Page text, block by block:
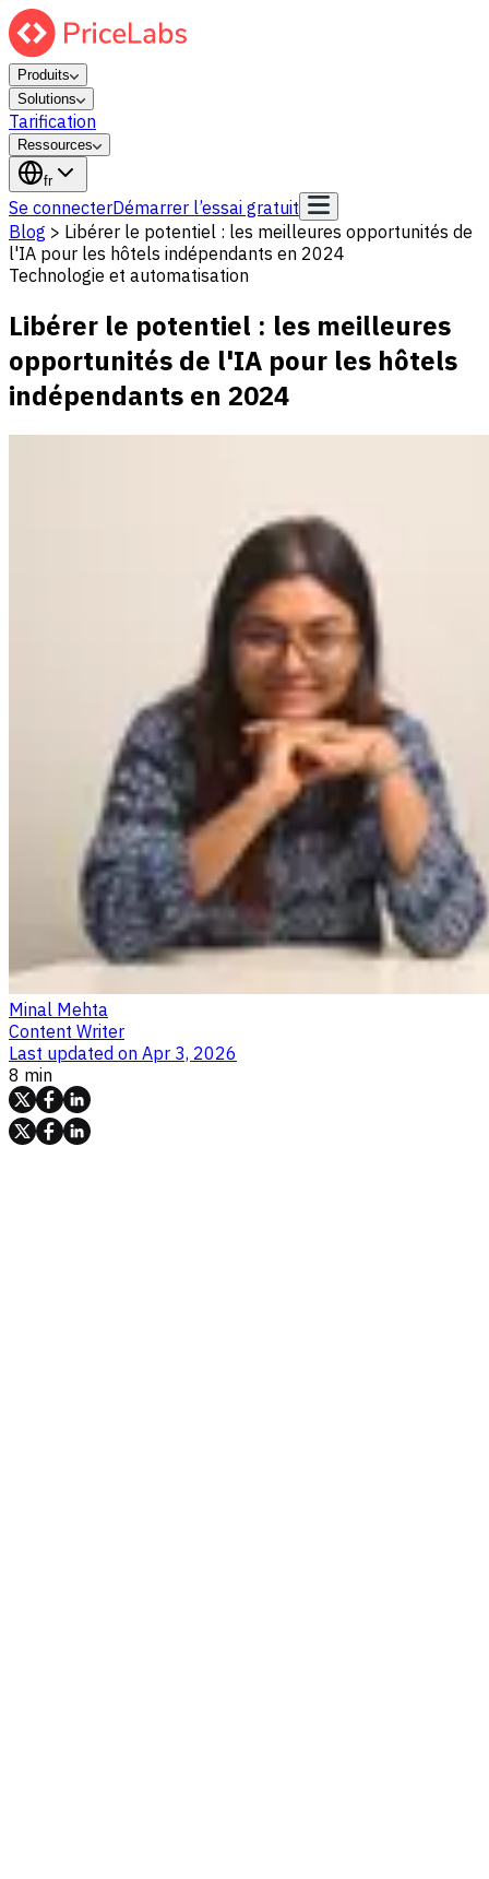
Produits
Solutions
Tarification
Ressources
fr
Se connecterDémarrer l’essai gratuit
Blog > Libérer le potentiel : les meilleures opportunités de
l'IA pour les hôtels indépendants en 2024
Technologie et automatisation
Libérer le potentiel : les meilleures
opportunités de l'IA pour les hôtels
indépendants en 2024
Minal Mehta
Content Writer
Last updated on Apr 3, 2026
8 min